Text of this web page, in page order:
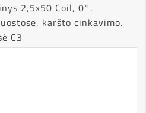
2,5x50 Coil, 0°.
karšto cinkavimo.
C3